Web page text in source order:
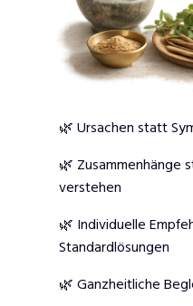
🌿 Ursachen statt
🌿 Zusammenhänge
verstehen
🌿 Individuelle
Standardlösungen
🌿 Ganzheitliche